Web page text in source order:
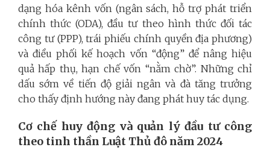
dạng hóa kênh vốn (ngân sách, hỗ trợ phát triển
chính thức (ODA), đầu tư theo hình thức đối tác
công tư (PPP), trái phiếu chính quyền địa phương)
và điều phối kế hoạch vốn “động” để nâng hiệu
quả hấp thụ, hạn chế vốn “nằm chờ”. Những chỉ
dấu sớm về tiến độ giải ngân và đà tăng trưởng
cho thấy định hướng này đang phát huy tác dụng.
Cơ chế huy động và quản lý đầu tư công
theo tinh thần Luật Thủ đô năm 2024